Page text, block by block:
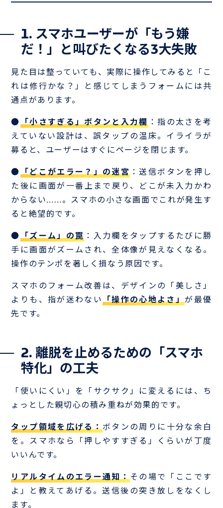
1. スマホユーザーが「もう嫌
だ！」と叫びたくなる3大失敗
見た目は整っていても、実際に操作してみると「こ
れは修行かな？」と感じてしまうフォームには共
通点があります。
●「小さすぎる」ボタンと入力欄：指の太さを考
えていない設計は、誤タップの温床。イライラが
募ると、ユーザーはすぐにページを閉じます。
●「どこがエラー？」の迷宮 ：送信ボタンを押し
た後に画面が一番上まで戻り、どこが未入力かわ
からない……。スマホの小さな画面でこれが発生す
ると絶望的です。
●「ズーム」の罠 ：入力欄をタップするたびに勝
手に画面がズームされ、全体像が見えなくなる。
操作のテンポを著しく損なう原因です。
スマホのフォーム改善は、デザインの「美しさ」
よりも、指が迷わない「操作の心地よさ」が最優
先です。
2. 離脱を止めるための「スマホ
特化」の工夫
「使いにくい」を「サクサク」に変えるには、ち
ょっとした親切心の積み重ねが効果的です。
タップ領域を広げる：ボタンの周りに十分な余白
を。スマホなら「押しやすすぎる」くらいが丁度
いいんです。
リアルタイムのエラー通知：その場で「ここです
よ」と教えてあげる。送信後の突き放しをなくし
ます。